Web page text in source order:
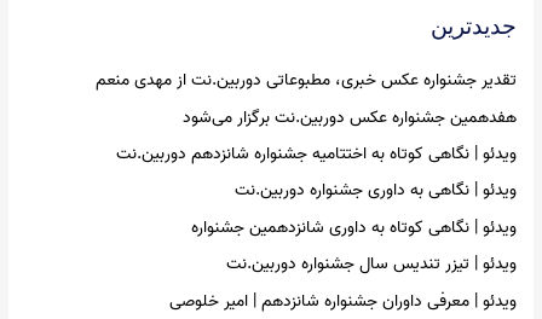
h
o
r
:
جدیدترین
تقدیر جشنواره عکس خبری، مطبوعاتی دوربین.نت از مهدی منعم
هفدهمین جشنواره عکس دوربین.نت برگزار می‌شود
ویدئو | نگاهی کوتاه به اختتامیه جشنواره شانزدهم دوربین.نت
ویدئو | نگاهی به داوری جشنواره دوربین.نت
ویدئو | نگاهی کوتاه به داوری شانزدهمین جشنواره
ویدئو | تیزر تندیس سال جشنواره دوربین.نت
ویدئو | معرفی داوران جشنواره شانزدهم | امیر خلوصی